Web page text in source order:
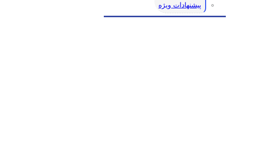
پیشنهادات ویژه